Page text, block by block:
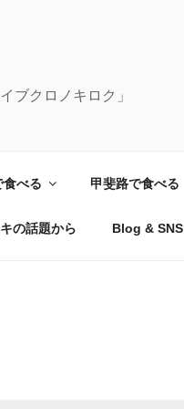
ブクロノキロク」
食べる 甲斐路で食べる
の話題から Blog & SNS